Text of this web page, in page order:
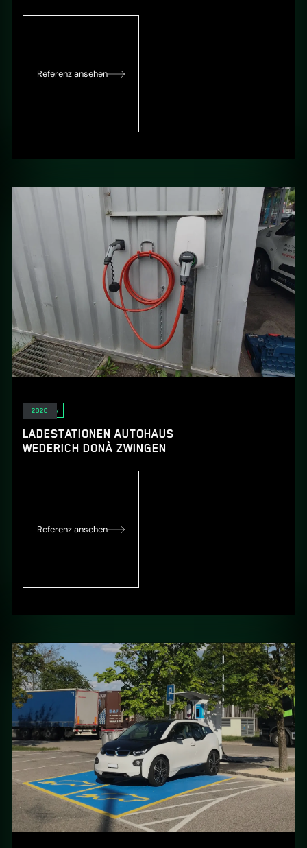
Referenz ansehen
E-Mobility
LADESTATIONEN AUTOHAUS
WEDERICH DONÀ ZWINGEN
Referenz ansehen
2020